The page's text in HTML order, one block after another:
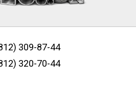
309-87-44
320-70-44